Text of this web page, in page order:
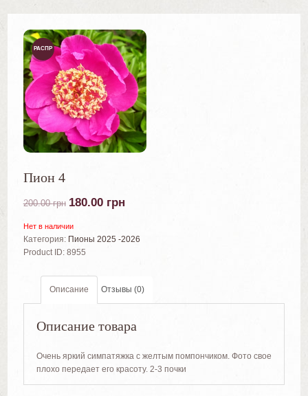
РАСПР
ОДАЖ
Пион 4
200.00грн 180.00 грн
Нет в наличии
Категория: Пионы 2025 -2026
Product ID: 8955
Описание Отзывы (0)
Описание товара
Очень яркий симпатяжка с желтым помпончиком. Фото свое
плохо передает его красоту. 2-3 почки